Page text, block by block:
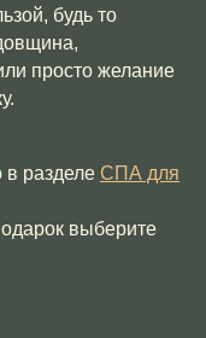
будь то
просто желание
в разделе СПА для
выберите